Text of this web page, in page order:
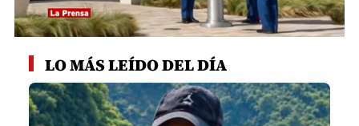
seconds
seconds
LO MÁS LEÍDO DEL DÍA